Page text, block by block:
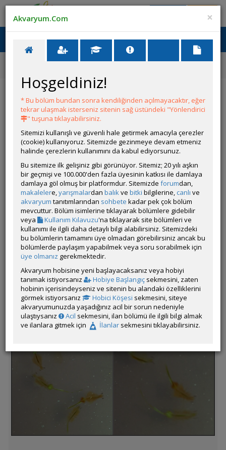
Ana Menü
Akvaryum Tanıtımı
Ternapi Küçük Bir Su Birikintisi
YANIT YAZ Git
ternapi
Çevrim Dışı
Özel Üye
Gönderim Zamanı:05 Temmuz 2026 22:54
İlk artemia kültürüm, yeni sahibine teslime hazır
Video:https://www.instagram.com/reel/DabFcX5AKGa/?
igsh=NTc4MTIwNjQ2YQ==
×
Akvaryum.Com
Hoşgeldiniz!
* Bu bölüm bundan sonra kendiliğinden açılmayacaktır, eğer
tekrar ulaşmak isterseniz sitenin sağ üstündeki "Yönlendirici
" tuşuna tıklayabilirsiniz.
Sitemizi kullanışlı ve güvenli hale getirmek amacıyla çerezler
(cookie) kullanıyoruz. Sitemizde gezinmeye devam etmeniz
halinde çerezlerin kullanımını da kabul ediyorsunuz.
Bu sitemize ilk gelişiniz gibi görünüyor. Sitemiz; 20 yılı aşkın
bir geçmişi ve 100.000'den fazla üyesinin katkısı ile damlaya
damlaya göl olmuş bir platformdur. Sitemizde forumdan,
makalelere,yarışmalardan balıkve bitki bilgilerine, canlı ve
akvaryum tanıtımlarından sohbete kadar pek çok bölüm
mevcuttur. Bölüm isimlerine tıklayarak bölümlere gidebilir
veya
Kullanım Kılavuzu'na tıklayarak site bölümleri ve
kullanımı ile ilgili daha detaylı bilgi alabilirsiniz. Sitemizdeki
bu bölümlerin tamamını üye olmadan görebilirsiniz ancak bu
bölümlerde paylaşım yapabilmek veya soru sorabilmek için
üye olmanız gerekmektedir.
Akvaryum hobisine yeni başlayacaksanız veya hobiyi
tanımak istiyorsanız
Hobiye Başlangıç sekmesini, zaten
hobinin içerisindeyseniz ve sitenin bu alandaki özelliklerini
görmek istiyorsanız
Hobici Köşesi sekmesini, siteye
akvaryumunuzda yaşadığınız acil bir sorun nedeniyle
ulaştıysanız
Acil sekmesini, ilan bölümü ile ilgili bilgi almak
ve ilanlara gitmek için
İlanlar sekmesini tıklayabilirsiniz.